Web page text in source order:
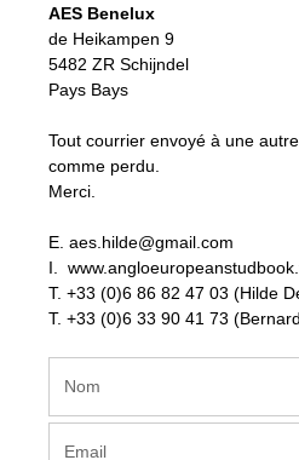
AES Benelux
de Heikampen 9
5482 ZR Schijndel
Pays Bays
Tout courrier envoyé à une
comme perdu.
Merci.
E. aes.hilde@gmail.com
I.
T. +33 (0)6 86 82 47 03 (Hilde
T. +33 (0)6 33 90 41 73